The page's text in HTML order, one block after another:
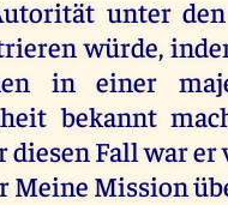
unter
würde,
in einer
bekannt
diesen Fall war er
Meine Mission